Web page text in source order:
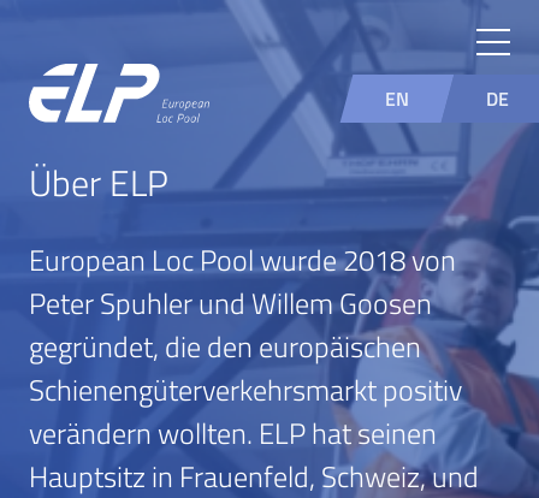
EN DE
Über ELP
European Loc Pool wurde 2018 von
Peter Spuhler und Willem Goosen
gegründet, die den europäischen
Schienengüterverkehrsmarkt positiv
verändern wollten. ELP hat seinen
Hauptsitz in Frauenfeld, Schweiz, und